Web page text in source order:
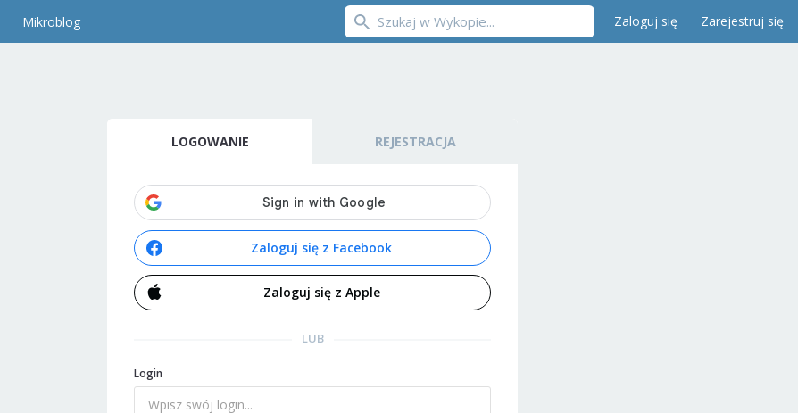
Mikroblog Zaloguj się Zarejestruj się
LOGOWANIE REJESTRACJA
Zaloguj się z Facebook
Zaloguj się z Apple
LUB
Login